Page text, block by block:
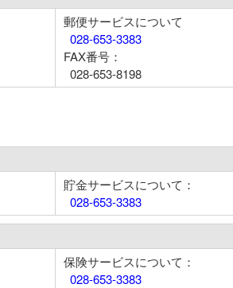
郵便サービスについて
028-653-3383
FAX番号：
028-653-8198
貯金サービスについて：
028-653-3383
保険サービスについて：
028-653-3383